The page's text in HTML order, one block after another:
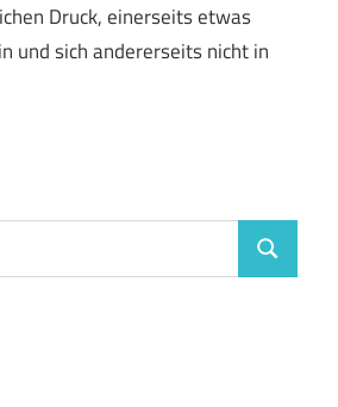
Druck, einerseits etwas
und sich andererseits nicht in
Suchen